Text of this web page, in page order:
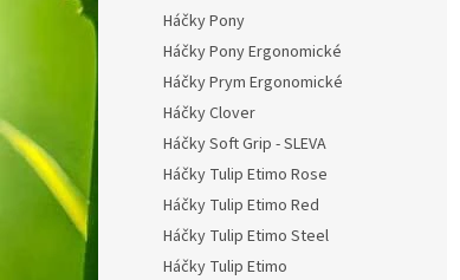
Háčky Pony
Háčky Pony Ergonomické
Háčky Prym Ergonomické
Háčky Clover
Háčky Soft Grip - SLEVA
Háčky Tulip Etimo Rose
Háčky Tulip Etimo Red
Háčky Tulip Etimo Steel
Háčky Tulip Etimo